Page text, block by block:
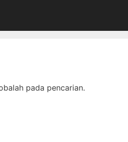
pada pencarian.